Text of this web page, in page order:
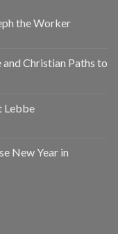
the Worker
and Christian Paths to
Lebbe
New Year in